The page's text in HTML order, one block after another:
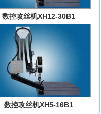
数控攻丝机XH12-30B1
数控攻丝机XH5-16B1